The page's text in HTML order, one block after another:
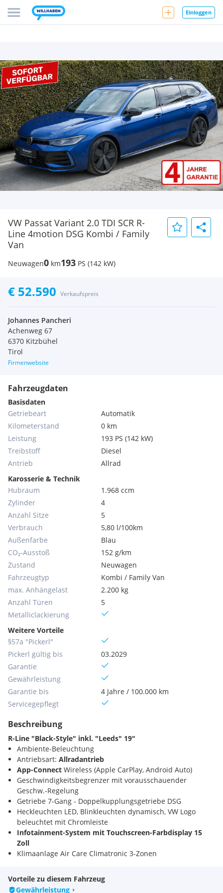
Einloggen
VW Passat Variant 2.0 TDI SCR R-
Line 4motion DSG Kombi / Family
Van
Neuwagen0 km193 PS (142 kW)
€ 52.590 Verkaufspreis
Johannes Pancheri
Achenweg 67
6370 Kitzbühel
Tirol
Firmenwebsite
Fahrzeugdaten
Basisdaten
Getriebeart
Automatik
Kilometerstand
0 km
Leistung
193 PS (142 kW)
Treibstoff
Diesel
Antrieb
Allrad
Karosserie & Technik
Hubraum
1.968 ccm
Zylinder
4
Anzahl Sitze
5
Verbrauch
5,80 l/100km
Außenfarbe
Blau
CO₂-Ausstoß
152 g/km
Zustand
Neuwagen
Fahrzeugtyp
Kombi / Family Van
max. Anhängelast
2.200 kg
Anzahl Türen
5
Metallic­lackierung
Weitere Vorteile
§57a "Pickerl"
Pickerl gültig bis
03.2029
Garantie
Gewährleistung
Garantie bis
4 Jahre / 100.000 km
Servicegepflegt
Beschreibung
R-Line "Black-Style" inkl. "Leeds" 19"
Ambiente-Beleuchtung
Antriebsart: Allradantrieb
App-Connect Wireless (Apple CarPlay, Android Auto)
Geschwindigkeitsbegrenzer mit vorausschauender
Geschw.-Regelung
Getriebe 7-Gang - Doppelkupplungsgetriebe DSG
Heckleuchten LED, Blinkleuchten dynamisch, VW Logo
beleuchtet mit Chromleiste
Infotainment-System mit Touchscreen-Farbdisplay 15
Zoll
Klimaanlage Air Care Climatronic 3-Zonen
sensorgesteuert öffnend, Fernentriegelung)
Lenkrad heizbar (Sport/Leder) mit Multifunktion und
Vorteile zu diesem Fahrzeug
Gewährleistung